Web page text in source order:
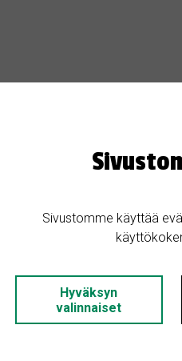
Makuuhuoneita: 2
Kylpyhuoneita: 1
Sivustomme käyttää
Hyväksyn
valinnaiset